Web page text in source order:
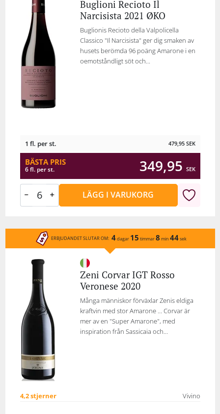
Buglioni Recioto Il
Narcisista 2021 ØKO
Buglionis Recioto della Valpolicella
Classico "Il Narcisista" ger dig smaken av
husets berömda 96 poäng Amarone i en
oemotståndligt söt och...
1 fl. per st. 479,95 SEK
BÄSTA PRIS
6 fl. per st. 349,95 SEK
LÄGG I VARUKORG
ERBJUDANDET SLUTAR OM: 4dagar 15 timmar8 min 44sek
Zeni Corvar IGT Rosso
Veronese 2020
Många människor förväxlar Zenis eldiga
kraftvin med stor Amarone ... Corvar är
mer av en "Super Amarone", med
inspiration från Sassicaia och...
4,2 stjerner Vivino